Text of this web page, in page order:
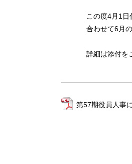
この度4月1日
合わせて6月
詳細は添付を
第57期役員人事